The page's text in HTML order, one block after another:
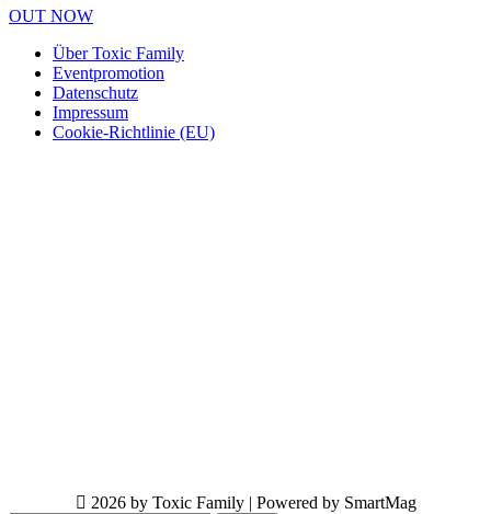
OUT NOW
Über Toxic Family
Eventpromotion
Datenschutz
Impressum
Cookie-Richtlinie (EU)
2026 by Toxic Family | Powered by SmartMag